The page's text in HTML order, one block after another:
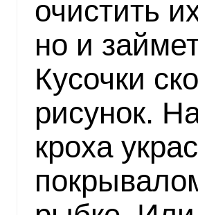
очистить
но и
Кусочки
рисунок.
кроха